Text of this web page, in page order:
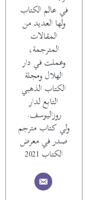
في عالم الكتاب
ولها العديد من
المقالات
المترجمة،
وعملت في دار
الهلال ومجلة
الكتاب الذهبي
التابع لدار
روزاليوسف.
ولي كتاب مترجم
صدر في معرض
الكتاب 2021